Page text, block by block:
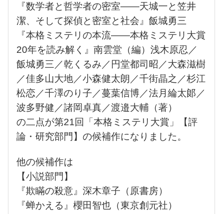
『数学者と哲学者の密室――天城一と笠井
潔、そして探偵と密室と社会』飯城勇三
『本格ミステリの本流――本格ミステリ大賞
20年を読み解く』南雲堂（編）浅木原忍／
飯城勇三／乾くるみ／円堂都司昭／大森滋樹
／佳多山大地／小森健太朗／千街晶之／杉江
松恋／千澤のり子／蔓葉信博／法月綸太郞／
波多野健／諸岡卓真／渡邉大輔（著）
の二点が第21回「本格ミステリ大賞」【評
論・研究部門】の候補作になりました。
他の候補作は
【小説部門】
『欺瞞の殺意』深木章子（原書房）
『蝉かえる』櫻田智也（東京創元社）